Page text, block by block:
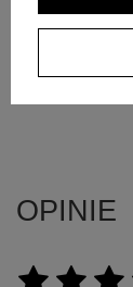
OPINIE